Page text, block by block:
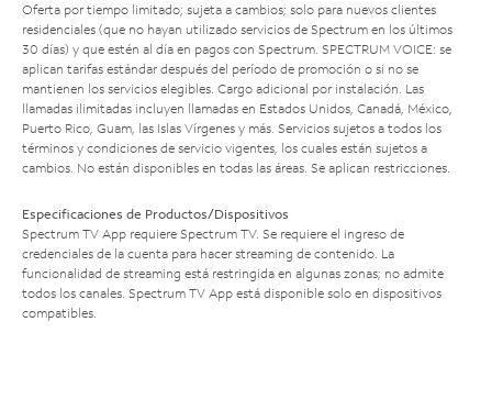
Oferta por tiempo limitado; sujeta a cambios; solo para nuevos clientes
residenciales (que no hayan utilizado servicios de Spectrum en los últimos
30 días) y que estén al día en pagos con Spectrum. SPECTRUM VOICE: se
aplican tarifas estándar después del período de promoción o si no se
mantienen los servicios elegibles. Cargo adicional por instalación. Las
llamadas ilimitadas incluyen llamadas en Estados Unidos, Canadá, México,
Puerto Rico, Guam, las Islas Vírgenes y más. Servicios sujetos a todos los
términos y condiciones de servicio vigentes, los cuales están sujetos a
cambios. No están disponibles en todas las áreas. Se aplican restricciones.
Especificaciones de Productos/Dispositivos
Spectrum TV App requiere Spectrum TV. Se requiere el ingreso de
credenciales de la cuenta para hacer streaming de contenido. La
funcionalidad de streaming está restringida en algunas zonas; no admite
todos los canales. Spectrum TV App está disponible solo en dispositivos
compatibles.